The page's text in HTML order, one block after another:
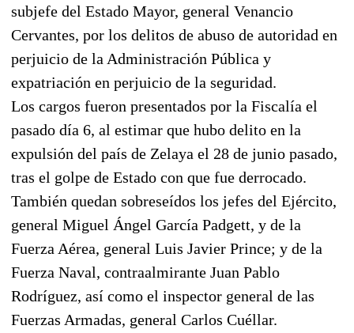
subjefe del Estado Mayor, general Venancio
Cervantes, por los delitos de abuso de autoridad en
perjuicio de la Administración Pública y
expatriación en perjuicio de la seguridad.
Los cargos fueron presentados por la Fiscalía el
pasado día 6, al estimar que hubo delito en la
expulsión del país de Zelaya el 28 de junio pasado,
tras el golpe de Estado con que fue derrocado.
También quedan sobreseídos los jefes del Ejército,
general Miguel Ángel García Padgett, y de la
Fuerza Aérea, general Luis Javier Prince; y de la
Fuerza Naval, contraalmirante Juan Pablo
Rodríguez, así como el inspector general de las
Fuerzas Armadas, general Carlos Cuéllar.